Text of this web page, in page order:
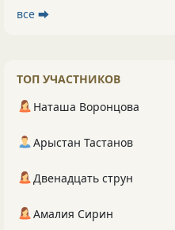
все ⮕
ТОП УЧАСТНИКОВ
Наташа Воронцова
Арыстан Тастанов
Двенадцать струн
Амалия Сирин